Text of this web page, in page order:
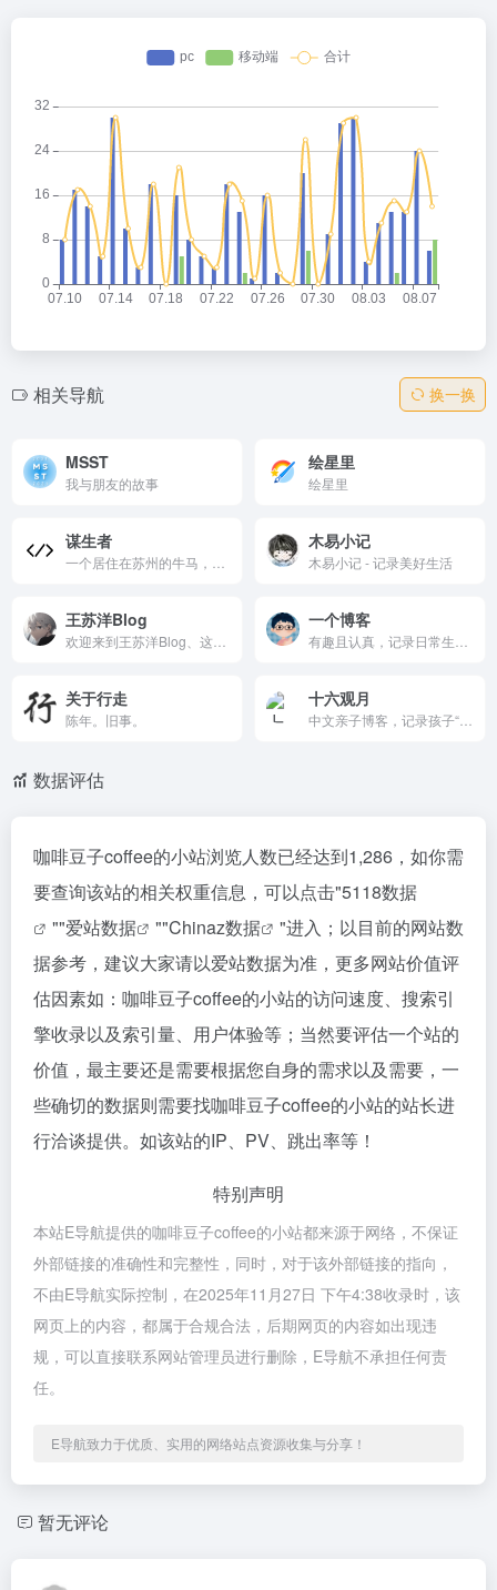
相关导航 换一换
MSST
我与朋友的故事
绘星里
绘星里
谋生者 木易小记
木易小记 - 记录美好生活
王苏洋Blog 一个博客
关于行走
陈年。旧事。
十六观月
数据评估
咖啡豆子coffee的小站浏览人数已经达到1,286，如你需
要查询该站的相关权重信息，可以点击"5118数据
""爱站数据 ""Chinaz数据
"进入；以目前的网站数
据参考，建议大家请以爱站数据为准，更多网站价值评
估因素如：咖啡豆子coffee的小站的访问速度、搜索引
擎收录以及索引量、用户体验等；当然要评估一个站的
价值，最主要还是需要根据您自身的需求以及需要，一
些确切的数据则需要找咖啡豆子coffee的小站的站长进
行洽谈提供。如该站的IP、PV、跳出率等！
特别声明
本站E导航提供的咖啡豆子coffee的小站都来源于网络，不保证
外部链接的准确性和完整性，同时，对于该外部链接的指向，
不由E导航实际控制，在2025年11月27日 下午4:38收录时，该
网页上的内容，都属于合规合法，后期网页的内容如出现违
规，可以直接联系网站管理员进行删除，E导航不承担任何责
任。
E导航致力于优质、实用的网络站点资源收集与分享！
暂无评论